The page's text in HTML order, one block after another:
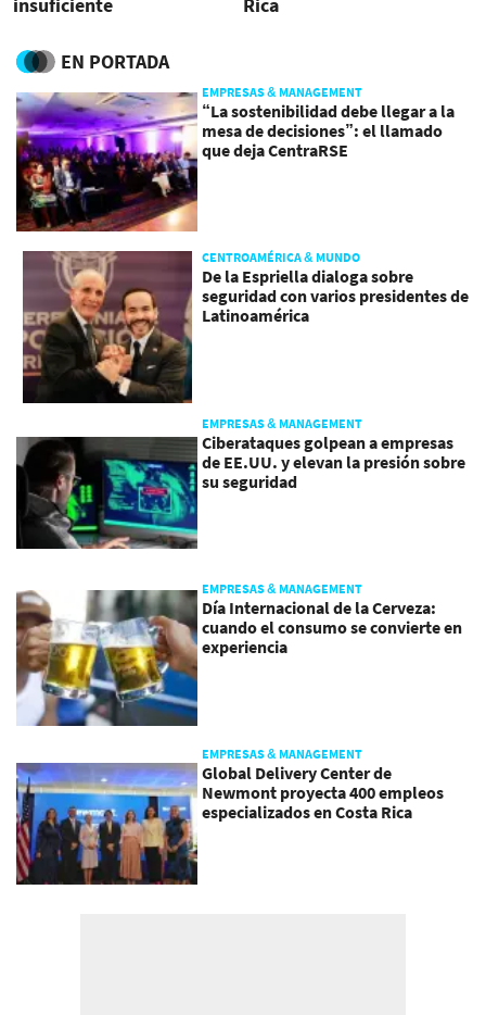
EN PORTADA
EMPRESAS & MANAGEMENT
“La sostenibilidad debe llegar a la
mesa de decisiones”: el llamado
que deja CentraRSE
CENTROAMÉRICA & MUNDO
De la Espriella dialoga sobre
seguridad con varios presidentes de
Latinoamérica
EMPRESAS & MANAGEMENT
Ciberataques golpean a empresas
de EE.UU. y elevan la presión sobre
su seguridad
EMPRESAS & MANAGEMENT
Día Internacional de la Cerveza:
cuando el consumo se convierte en
experiencia
EMPRESAS & MANAGEMENT
Global Delivery Center de
Newmont proyecta 400 empleos
especializados en Costa Rica